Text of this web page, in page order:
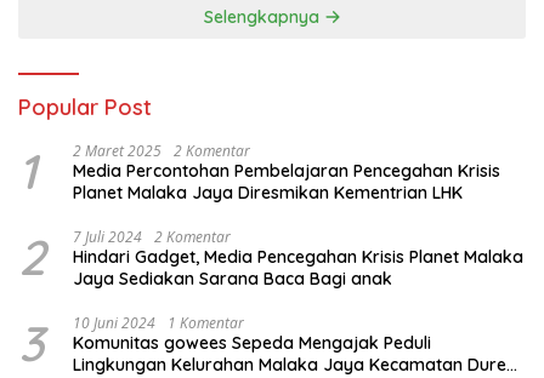
Bhabinkamtibmas Polda
Selengkapnya
Popular Post
1 2 Maret 2025 2 Komentar
Media Percontohan Pembelajaran Pencegahan Krisis
Planet Malaka Jaya Diresmikan Kementrian LHK
2 7 Juli 2024 2 Komentar
Hindari Gadget, Media Pencegahan Krisis Planet Malaka
Jaya Sediakan Sarana Baca Bagi anak
3 10 Juni 2024 1 Komentar
Komunitas gowees Sepeda Mengajak Peduli
Lingkungan Kelurahan Malaka Jaya Kecamatan Duren